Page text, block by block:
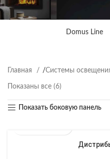
ПРОИЗВОДИТЕЛЬ
Domus Line
Главная /Системы
Показаны все (6)
Показать боковую панель